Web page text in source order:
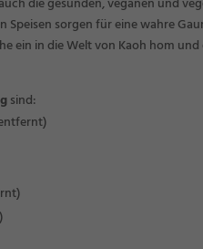
sorgen für eine wahre
ein in die Welt von Kaoh hom und
sind: